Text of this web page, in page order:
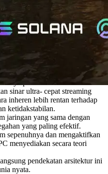
Solana validator dalam
signifikan. Digabungkan dengan
tinggi, kepadatan
Amsterdamkeuntungan
dengan jarak fisik, semakin
proses stabil bahkan selama
ini terus mendorong
daya premium.
sinar ultra- cepat streaming
inheren lebih rentan terhadap
ketidakstabilan.
jaringan yang sama dengan
yang paling efektif.
sepenuhnya dan mengaktifkan
menyediakan secara teori
pendekatan arsitektur ini
nyata.